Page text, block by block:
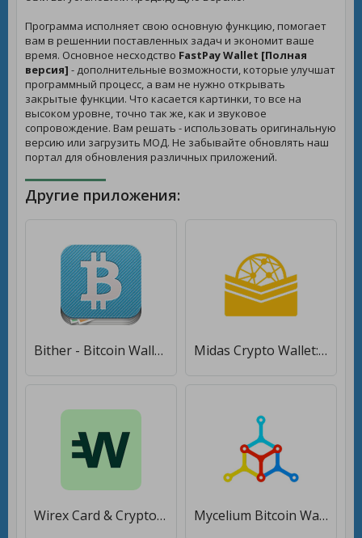
Программа исполняет свою основную функцию, помогает
вам в решеннии поставленных задач и экономит ваше
время. Основное несходство FastPay Wallet [Полная
версия] - дополнительные возможности, которые улучшат
программный процесс, а вам не нужно открывать
закрытые функции. Что касается картинки, то все на
высоком уровне, точно так же, как и звуковое
сопровождение. Вам решать - использовать оригинальную
версию или загрузить МОД. Не забывайте обновлять наш
портал для обновления различных приложений.
Другие приложения:
Bither - Bitcoin Wallet [Unlocked] Midas Crypto Wallet: Bitcoin, Ethereum, XRP, EOS [Без рекламы]
Wirex Card & Crypto Wallet [Unlocked] Mycelium Bitcoin Wallet [Unlocked]